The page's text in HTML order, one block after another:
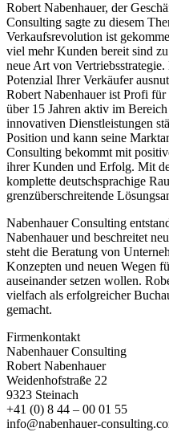
Robert Nabenhauer, der
Consulting sagte zu diesem
Verkaufsrevolution ist
viel mehr Kunden bereit sind
neue Art von
Potenzial Ihrer Verkäufer
Robert Nabenhauer ist Profi
über 15 Jahren aktiv im
innovativen Dienstleistungen
Position und kann seine
Consulting bekommt mit
ihrer Kunden und Erfolg. Mit
komplette deutschsprachige
grenzüberschreitende
Nabenhauer Consulting
Nabenhauer und beschreitet
steht die Beratung von
Konzepten und neuen Wegen
auseinander setzen wollen.
vielfach als erfolgreicher
gemacht.
Firmenkontakt
Nabenhauer Consulting
Robert Nabenhauer
Weidenhofstraße 22
9323 Steinach
+41 (0) 8 44 – 00 01 55
info@nabenhauer-